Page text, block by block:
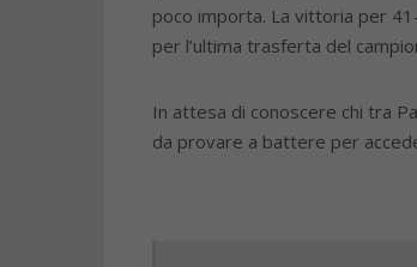
poco importa. La vittoria per
per l’ultima trasferta del
In attesa di conoscere chi tra
da provare a battere per